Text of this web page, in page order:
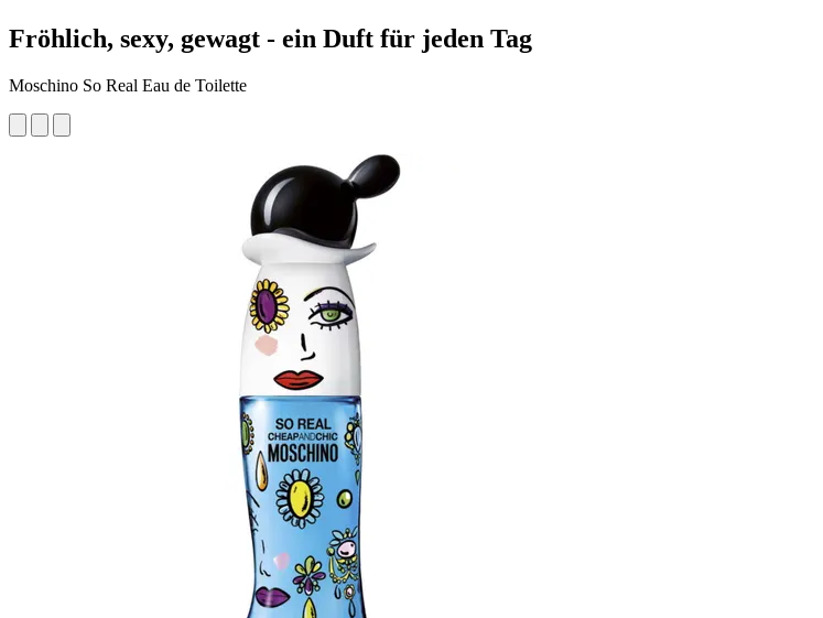
Fröhlich, sexy, gewagt - ein Duft für jeden Tag
Moschino So Real Eau de Toilette